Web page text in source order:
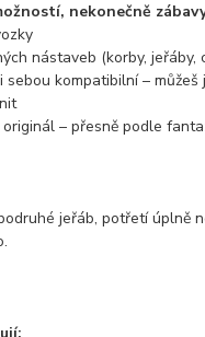
nekonečně
nástaveb (korby, jeřáby,
sebou kompatibilní – můžeš
originál – přesně podle
jeřáb, potřetí úplně